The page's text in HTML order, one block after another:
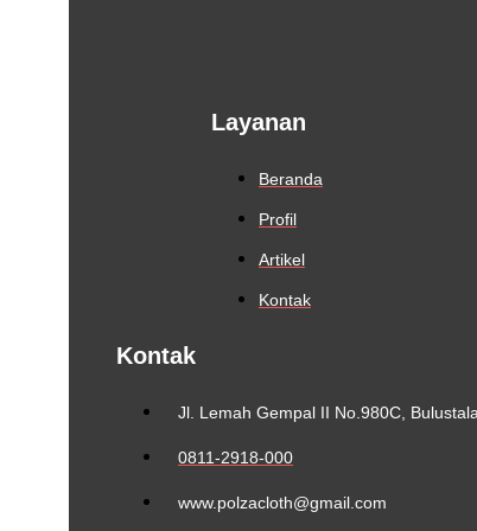
Layanan
Beranda
Profil
Artikel
Kontak
Kontak
Jl. Lemah Gempal II No.980C,
0811-2918-000
www.polzacloth@gmail.com